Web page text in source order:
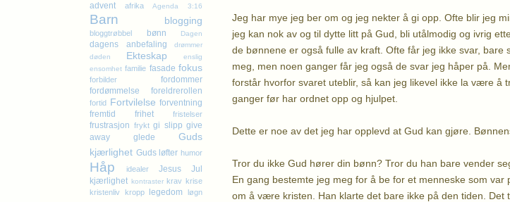
Jeg har mye jeg ber om og jeg nekter å gi opp. Ofte blir jeg
jeg kan nok av og til dytte litt på Gud, bli utålmodig og ivrig
de bønnene er også fulle av kraft. Ofte får jeg ikke svar,
meg, men noen ganger får jeg også de svar jeg håper på.
forstår hvorfor svaret uteblir, så kan jeg likevel ikke la være å
ganger før har ordnet opp og hjulpet.
Dette er noe av det jeg har opplevd at Gud kan gjøre.
Tror du ikke Gud hører din bønn? Tror du han bare vender
En gang bestemte jeg meg for å be for et menneske som
om å være kristen. Han klarte det bare ikke på den tiden.
advent afrika Agenda 3:16
Barn blogging
bloggtrøbbel bønn Dagen
dagens anbefaling
drømmer
døden
Ekteskap
enslig
ensomhet familie fasade fokus
forbilder
fordommer
fordømmelse
foreldrerollen
fortid Fortvilelse forventning
fremtid
frihet fristelser
frustrasjon frykt gi slipp give
away
glede
Guds
kjærlighet Guds løfter humor
Håp idealer Jesus
Jul
kjærlighet kontraster krav krise
kristenliv kropp legedom løgn